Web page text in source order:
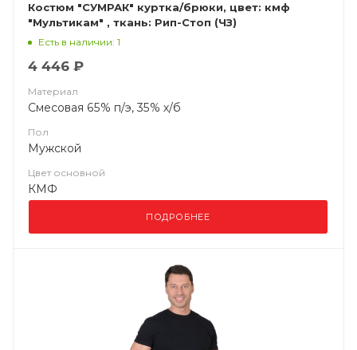
Костюм "СУМРАК" куртка/брюки, цвет: кмф
"Мультикам" , ткань: Рип-Стоп (ЧЗ)
Есть в наличии: 1
4 446 ₽
Материал
Смесовая 65% п/э, 35% х/б
Пол
Мужской
Цвет основной
КМФ
ПОДРОБНЕЕ